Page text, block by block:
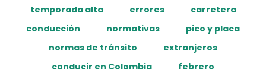
temporada alta
errores
carretera
conducción
normativas
pico y placa
normas de tránsito
extranjeros
conducir en Colombia
febrero